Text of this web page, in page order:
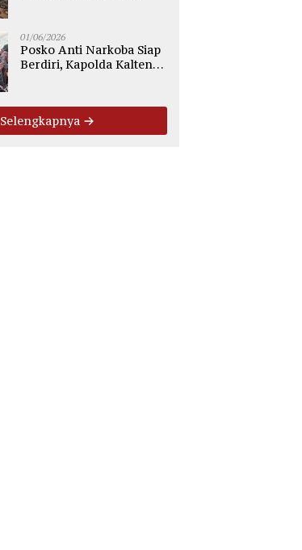
01/06/2026
Posko Anti Narkoba Siap
Berdiri, Kapolda Kalteng:
Palangka Raya
Selengkapnya